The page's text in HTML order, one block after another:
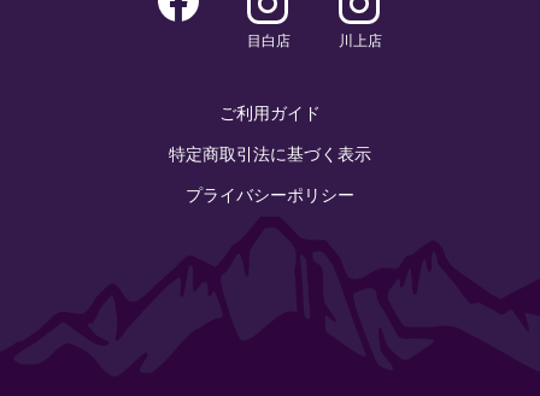
目白店 川上店
ご利用ガイド
特定商取引法に基づく表示
プライバシーポリシー